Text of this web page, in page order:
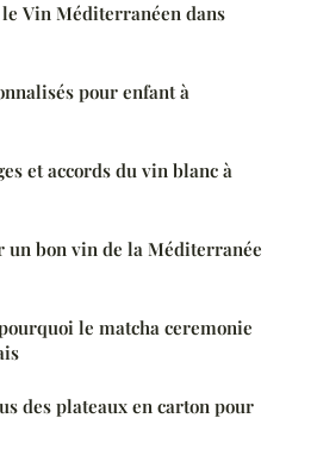
Vin Méditerranéen dans
pour enfant à
et accords du vin blanc à
un bon vin de la Méditerranée
le matcha ceremonie
des plateaux en carton pour